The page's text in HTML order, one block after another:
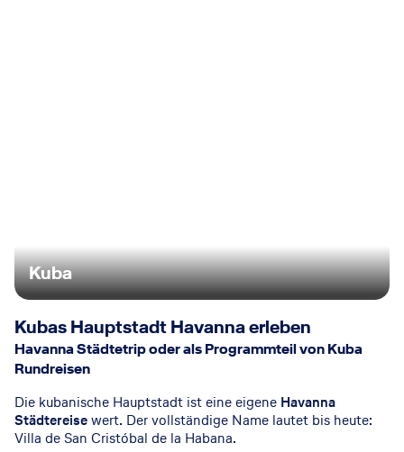
Kuba
Kubas Hauptstadt Havanna erleben
Havanna Städtetrip oder als Programmteil von Kuba
Rundreisen
Die kubanische Hauptstadt ist eine eigene Havanna
Städtereisewert. Der vollständige Name lautet bis heute:
Villa de San Cristóbal de la Habana.